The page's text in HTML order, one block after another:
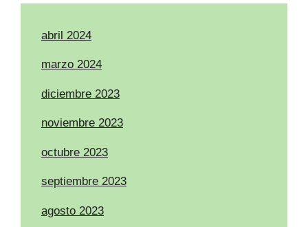
abril 2024
marzo 2024
diciembre 2023
noviembre 2023
octubre 2023
septiembre 2023
agosto 2023